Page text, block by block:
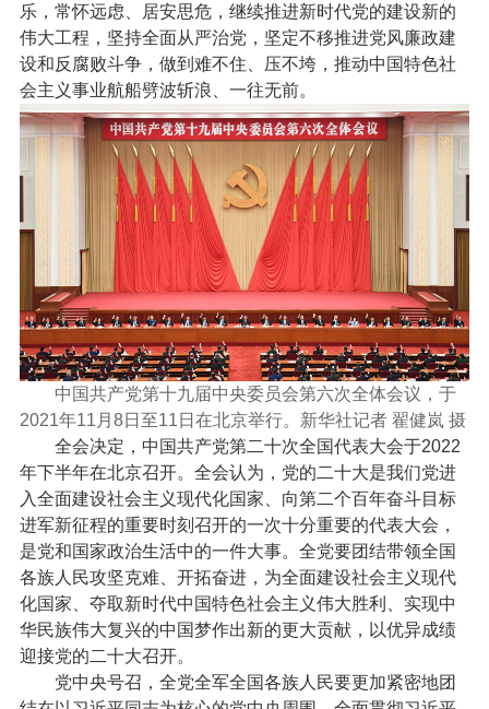
乐，常怀远虑、居安思危，继续推进新时代党的建设新的
伟大工程，坚持全面从严治党，坚定不移推进党风廉政建
设和反腐败斗争，做到难不住、压不垮，推动中国特色社
会主义事业航船劈波斩浪、一往无前。
中国共产党第十九届中央委员会第六次全体会议，于
2021年11月8日至11日在北京举行。新华社记者 翟健岚 摄
全会决定，中国共产党第二十次全国代表大会于2022
年下半年在北京召开。全会认为，党的二十大是我们党进
入全面建设社会主义现代化国家、向第二个百年奋斗目标
进军新征程的重要时刻召开的一次十分重要的代表大会，
是党和国家政治生活中的一件大事。全党要团结带领全国
各族人民攻坚克难、开拓奋进，为全面建设社会主义现代
化国家、夺取新时代中国特色社会主义伟大胜利、实现中
华民族伟大复兴的中国梦作出新的更大贡献，以优异成绩
迎接党的二十大召开。
党中央号召，全党全军全国各族人民要更加紧密地团